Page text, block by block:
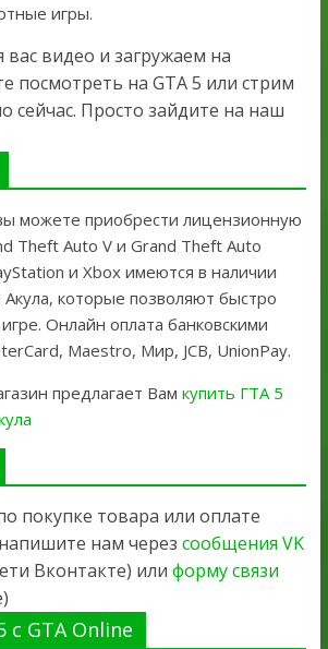
игры.
видео и загружаем на
посмотреть на GTA 5 или стрим
сейчас. Просто зайдите на наш
можете приобрести лицензионную
Theft Auto V и Grand Theft Auto
и Xbox имеются в наличии
которые позволяют быстро
Онлайн оплата банковскими
Maestro, Мир, JCB, UnionPay.
предлагает Вам купить ГТА 5
покупке товара или оплате
нам через сообщения VK
Вконтакте) или форму связи
с GTA Online